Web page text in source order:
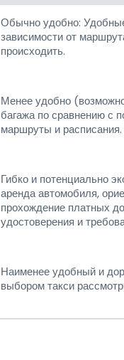
Обычно удобно:
зависимости от
происходить.
Менее удобно
багажа по сравнению с
маршруты и
Гибко и потенциально
аренда автомобиля,
прохождение платных
удостоверения и
Наименее удобный и
выбором такси